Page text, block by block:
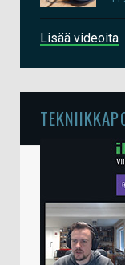
Lisää videoita